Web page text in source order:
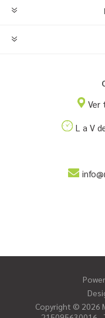
Ver
L a V
Copyright © 2026